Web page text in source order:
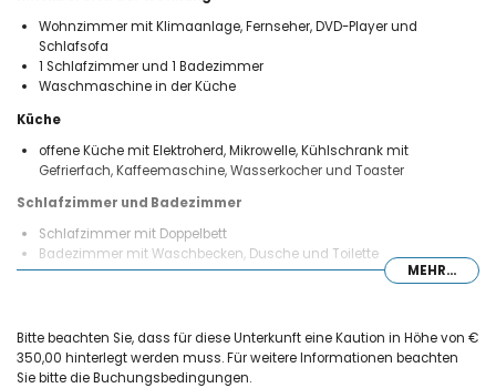
Wohnzimmer mit Klimaanlage, Fernseher, DVD-Player und
Schlafsofa
1 Schlafzimmer und 1 Badezimmer
Waschmaschine in der Küche
Küche
offene Küche mit Elektroherd, Mikrowelle, Kühlschrank mit
Gefrierfach, Kaffeemaschine, Wasserkocher und Toaster
Schlafzimmer und Badezimmer
Schlafzimmer mit Doppelbett
Badezimmer mit Waschbecken, Dusche und Toilette
gemeinsamer, nierenförmiger Pool mit den Maßen 12 m x 5 m
Kinderschwimmbecken
gemeinschaftlicher Garten mit Rasen und Bäumen
MEHR...
Bitte beachten Sie, dass für diese Unterkunft eine Kaution in Höhe von €
350,00 hinterlegt werden muss. Für weitere Informationen beachten
Sie bitte die Buchungsbedingungen.